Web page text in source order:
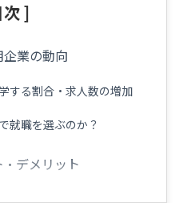
]
業の動向
する割合・求人数の増加
就職を選ぶのか？
デメリット